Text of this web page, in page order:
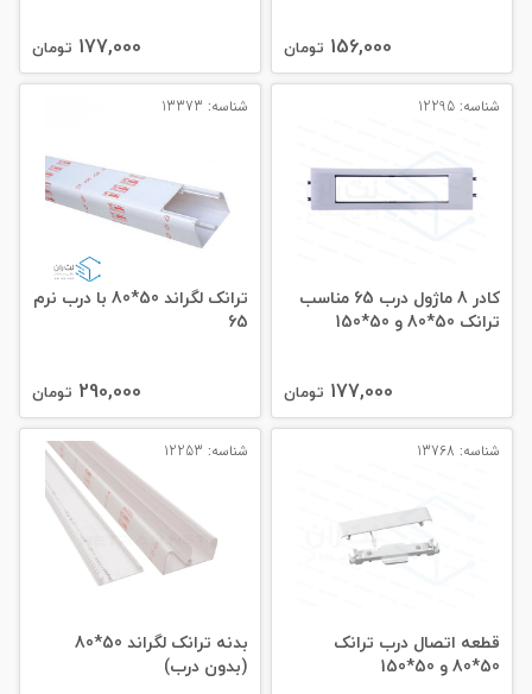
156,000 تومان 177,000 تومان
شناسه: 12295
کادر 8 ماژول درب 65 مناسب
ترانک 50*80 و 50*150
177,000 تومان
شناسه: 13373
ترانک لگراند 50*80 با درب نرم
65
290,000 تومان
شناسه: 13768
قطعه اتصال درب ترانک
50*80 و 50*150
شناسه: 12253
بدنه ترانک لگراند 50*80
(بدون درب)